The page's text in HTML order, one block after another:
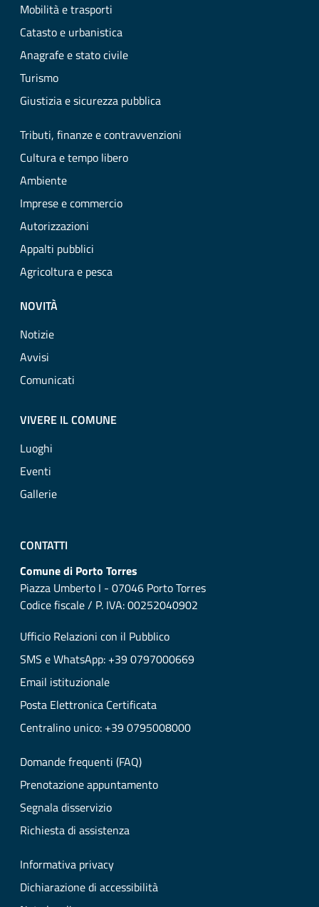
Mobilità e trasporti
Catasto e urbanistica
Anagrafe e stato civile
Turismo
Giustizia e sicurezza pubblica
Tributi, finanze e contravvenzioni
Cultura e tempo libero
Ambiente
Imprese e commercio
Autorizzazioni
Appalti pubblici
Agricoltura e pesca
NOVITÀ
Notizie
Avvisi
Comunicati
VIVERE IL COMUNE
Luoghi
Eventi
Gallerie
CONTATTI
Comune di Porto Torres
Piazza Umberto I - 07046 Porto Torres
Codice fiscale / P. IVA: 00252040902
Ufficio Relazioni con il Pubblico
SMS e WhatsApp: +39 0797000669
Email istituzionale
Posta Elettronica Certificata
Centralino unico: +39 0795008000
Domande frequenti (FAQ)
Prenotazione appuntamento
Segnala disservizio
Richiesta di assistenza
Informativa privacy
Dichiarazione di accessibilità